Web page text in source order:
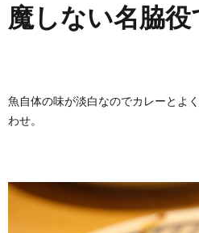
魔しない名脇役
魚自体の味が淡白なのでカレーとよ
わせ。